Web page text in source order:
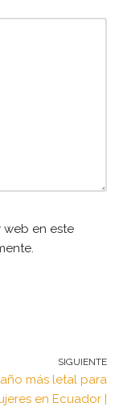
web en este
SIGUIENTE
año más letal para
en Ecuador |